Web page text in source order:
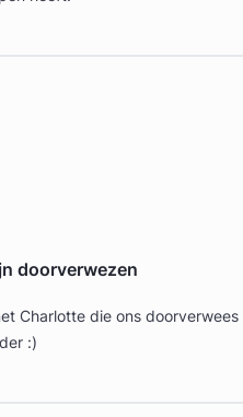
doorverwezen
Charlotte die ons
:)